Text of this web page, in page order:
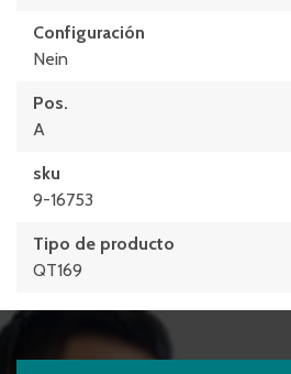
Configuración
Nein
Pos.
A
sku
9-16753
Tipo de producto
QT169